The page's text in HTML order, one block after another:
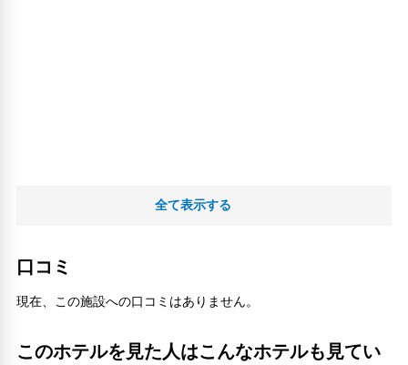
全て表示する
口コミ
現在、この施設への口コミはありません。
このホテルを見た人はこんなホテルも見てい